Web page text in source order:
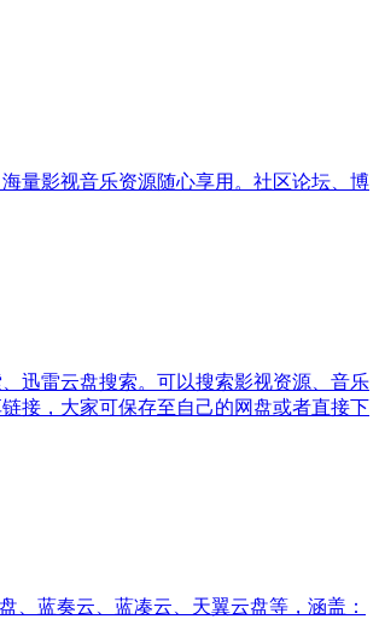
量影视音乐资源随心享用。社区论坛、博
迅雷云盘搜索。可以搜索影视资源、音乐
接，大家可保存至自己的网盘或者直接下
、蓝奏云、蓝凑云、天翼云盘等，涵盖：